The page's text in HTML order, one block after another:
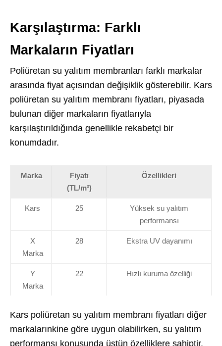
Karşılaştırma: Farklı
Markaların Fiyatları
Poliüretan su yalıtım membranları farklı markalar
arasında fiyat açısından değişiklik gösterebilir. Kars
poliüretan su yalıtım membranı fiyatları, piyasada
bulunan diğer markaların fiyatlarıyla
karşılaştırıldığında genellikle rekabetçi bir
konumdadır.
Marka
Fiyatı
(TL/m²)
Özellikleri
Kars 25
Yüksek su yalıtım
performansı
X
Marka
28 Ekstra UV dayanımı
Y
Marka
22 Hızlı kuruma özelliği
Kars poliüretan su yalıtım membranı fiyatları diğer
markalarınkine göre uygun olabilirken, su yalıtım
performansı konusunda üstün özelliklere sahiptir.